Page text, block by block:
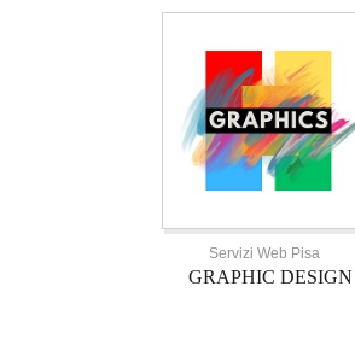
Servizi Web Pisa
GRAPHIC DESIGN